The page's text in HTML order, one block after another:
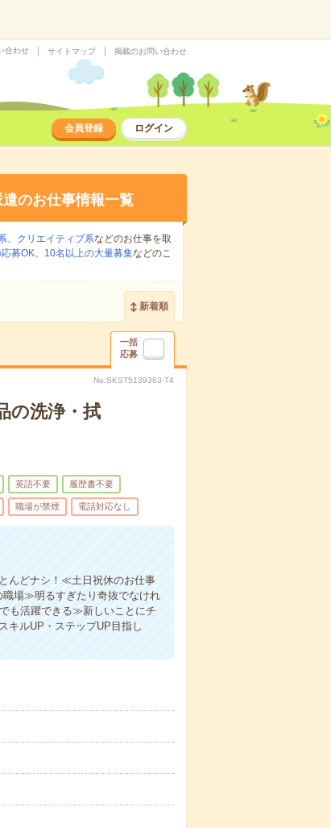
合わせ サイトマップ 掲載のお問い合わせ
会員登録 ログイン
遣のお仕事情報一覧
、 クリエイティブ系などのお仕事を取
募OK、 10名以上の大量募集などのこ
新着順
一括
応募
No.SKST5139363-T4
の洗浄・拭
英語不要 履歴書不要
職場が禁煙 電話対応なし
んどナシ！≪土日祝休のお仕事
場≫明るすぎたり奇抜でなけれ
も活躍できる≫新しいことにチ
キルUP・ステップUP目指し